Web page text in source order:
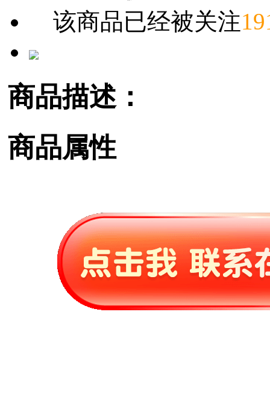
该商品已经被关注
商品描述：
商品属性